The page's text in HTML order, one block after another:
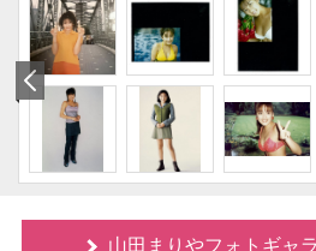
山田まりやフォトギャ